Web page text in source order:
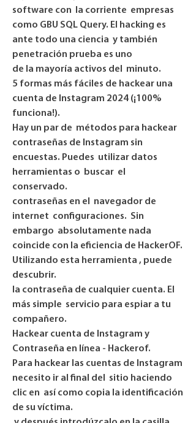
software con  la corriente  empresas
como GBU SQL Query. El hacking es
ante todo una ciencia  y también
penetración prueba es uno
de la mayoría activos del  minuto.
5 formas más fáciles de hackear una
cuenta de Instagram 2024 (¡100%
funciona!).
Hay un par de  métodos para hackear
contraseñas de Instagram sin
encuestas. Puedes  utilizar datos
herramientas o  buscar  el
conservado.
contraseñas en el  navegador de
internet  configuraciones.  Sin
embargo  absolutamente nada
coincide con la eficiencia de HackerOF.
Utilizando esta herramienta , puede
descubrir.
la contraseña de cualquier cuenta. El
más simple  servicio para espiar a tu
compañero.
Hackear cuenta de Instagram y
Contraseña en línea - Hackerof.
Para hackear las cuentas de Instagram
necesito ir al final del  sitio haciendo
clic en  así como copia la identificación
de su víctima.